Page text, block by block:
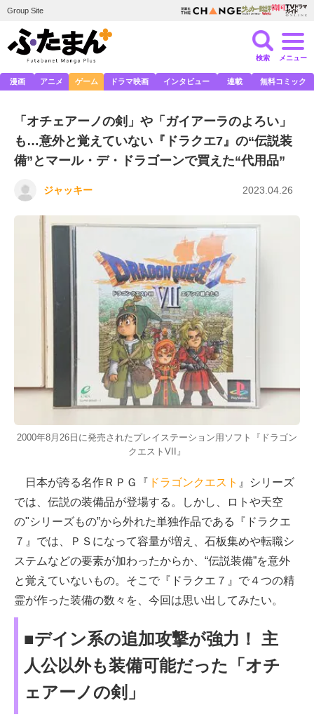
Group Site
検索 メニュー
漫画 アニメ ゲーム ドラマ映画 インタビュー 連載 無料コミック
「オチェアーノの剣」や「ガイアーラのよろい」
も…意外と覚えていない『ドラクエ7』の“伝説装
備”とマール・デ・ドラゴーンで買えた“代用品”
ジャッキー 2023.04.26
2000年8月26日に発売されたプレイステーション用ソフト『ドラゴン
クエストVII』
日本が誇る名作ＲＰＧ『 ドラゴンクエスト 』シリーズ
では、伝説の装備品が登場する。しかし、ロトや天空
の"シリーズもの”から外れた単独作品である『ドラクエ
７』では、ＰＳになって容量が増え、石板集めや転職シ
ステムなどの要素が加わったからか、“伝説装備”を意外
と覚えていないもの。そこで『ドラクエ７』で４つの精
霊が作った装備の数々を、今回は思い出してみたい。
■デイン系の追加攻撃が強力！ 主
人公以外も装備可能だった「オチ
ェアーノの剣」